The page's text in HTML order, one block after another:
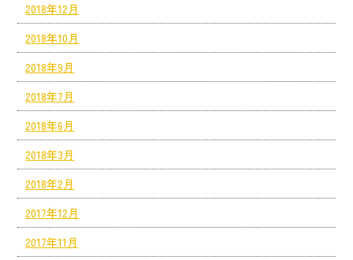
2018年12月
2018年10月
2018年9月
2018年7月
2018年6月
2018年3月
2018年2月
2017年12月
2017年11月